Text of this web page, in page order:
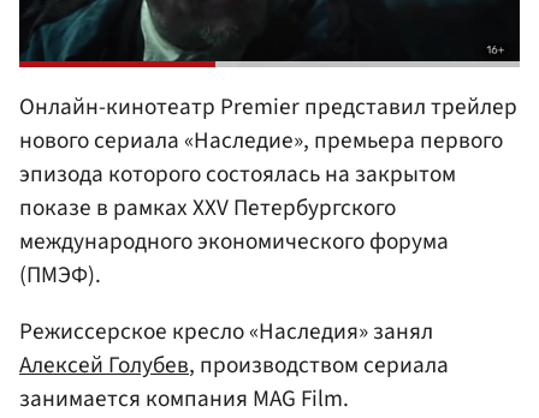
Онлайн-кинотеатр Premier представил трейлер
нового сериала «Наследие», премьера первого
эпизода которого состоялась на закрытом
показе в рамках XXV Петербургского
международного экономического форума
(ПМЭФ).
Режиссерское кресло «Наследия» занял
Алексей Голубев, производством сериала
занимается компания MAG Film.